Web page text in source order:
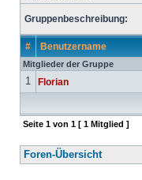
Gruppenbeschreibung:
# Benutzername
Mitglieder der Gruppe
1 Florian
Seite 1 von 1 [ 1 Mitglied ]
Foren-Übersicht